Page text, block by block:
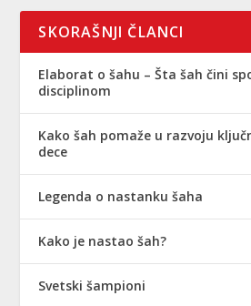
SKORAŠNJI ČLANCI
Elaborat o šahu – Šta šah čini
disciplinom
Kako šah pomaže u razvoju
dece
Legenda o nastanku šaha
Kako je nastao šah?
Svetski šampioni